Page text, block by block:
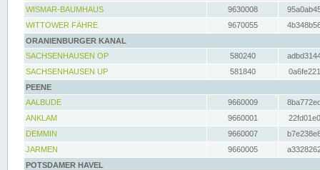
WISMAR-BAUMHAUS
9630008
WITTOWER FÄHRE
9670055
ORANIENBURGER KANAL
SACHSENHAUSEN OP
580240
SACHSENHAUSEN UP
581840
PEENE
AALBUDE
9660009
ANKLAM
9660001
DEMMIN
9660007
JARMEN
9660005
POTSDAMER HAVEL